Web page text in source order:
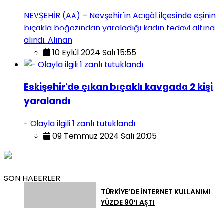
NEVŞEHİR (AA) – Nevşehir'in Acıgöl ilçesinde eşinin
bıçakla boğazından yaraladığı kadın tedavi altına
alındı. Alınan
10 Eylül 2024 Salı 15:55
Eskişehir'de çıkan bıçaklı kavgada 2 kişi
yaralandı
- Olayla ilgili 1 zanlı tutuklandı
09 Temmuz 2024 Salı 20:05
SON HABERLER
TÜRKİYE’DE İNTERNET KULLANIMI
YÜZDE 90’I AŞTI